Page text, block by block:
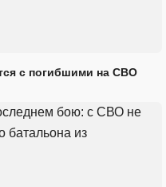
с погибшими на СВО